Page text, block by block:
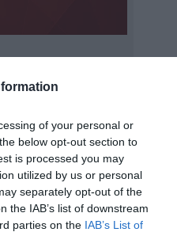
of your personal or
below opt-out section to
is processed you may
utilized by us or personal
separately opt-out of the
the IAB’s list of downstream
parties on the IAB’s List of